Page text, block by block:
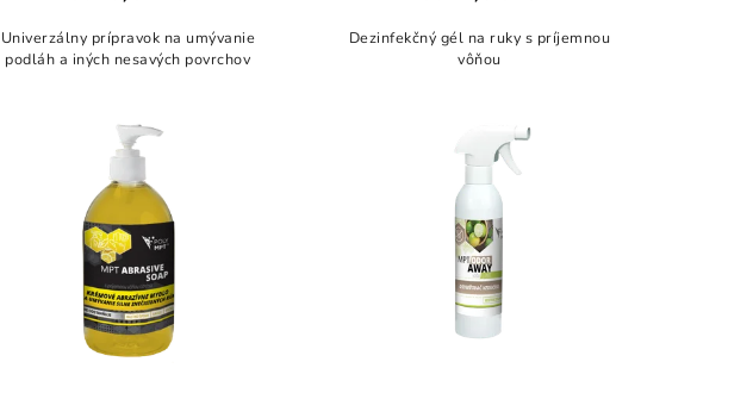
Univerzálny prípravok na umývanie
podláh a iných nesavých povrchov
Dezinfekčný gél na ruky s príjemnou
vôňou